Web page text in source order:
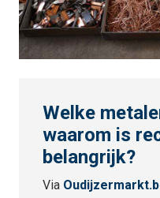
Welke
waarom is
belangrijk?
Via Oudijzermarkt.